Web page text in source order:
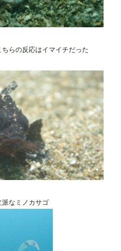
らの反応はイマイチだった
派なミノカサゴ